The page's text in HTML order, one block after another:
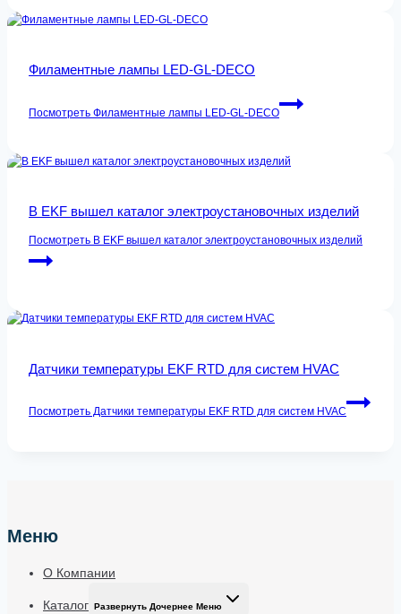
Филаментные лампы LED-GL-DECO
Посмотреть Филаментные лампы LED-GL-DECO
В EKF вышел каталог электроустановочных изделий
Посмотреть В EKF вышел каталог электроустановочных изделий
Датчики температуры EKF RTD для систем HVAC
Посмотреть Датчики температуры EKF RTD для систем HVAC
Меню
О Компании
Каталог Развернуть Дочернее Меню